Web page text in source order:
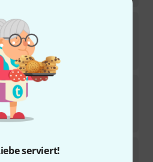
serviert!
Philip Glass Piano Collection
3
Louis Armstrong Songbook
Samba Original Soundtrack